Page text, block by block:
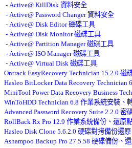
- Active@ KillDisk 資料安全
- Active@ Password Changer 資料安全
- Active@ Disk Editor 磁碟工具
- Active@ Disk Monitor 磁碟工具
- Active@ Partition Manager 磁碟工具
- Active@ ISO Manager 磁碟工具
- Active@ Virtual Disk 磁碟工具
Ontrack EasyRecovery Technician 15.2.0 磁
Hasleo BitLocker Data Recovery
MiniTool Power Data Recovery Business
WinToHDD Technician 6.8 作業系統安裝、
Advanced Password Recovery Suite 2.2.0
RollBack Rx Pro 12.9 作業系統備份、還原
Hasleo Disk Clone 5.6.2.0 硬碟對拷備份還
Ashampoo Backup Pro 27.5.58 硬碟備份、